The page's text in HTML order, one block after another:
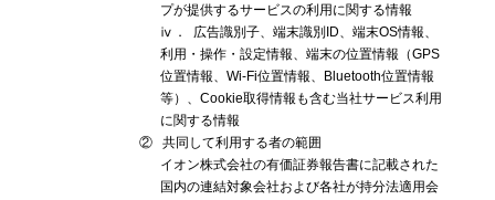
プが提供するサービスの利用に関する情報
ⅳ．
広告識別子、端末識別ID、端末OS情報、
利用・操作・設定情報、端末の位置情報（GPS
位置情報、Wi-Fi位置情報、Bluetooth位置情報
等）、Cookie取得情報も含む当社サービス利用
に関する情報
②
共同して利用する者の範囲
イオン株式会社の有価証券報告書に記載された
国内の連結対象会社および各社が持分法適用会